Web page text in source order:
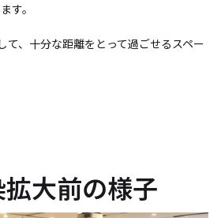
す。
て、十分な距離をとって過ごせるスペー
大前の様子